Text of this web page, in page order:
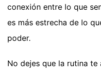
conexión entre lo que
es más estrecha de lo
poder.
No dejes que la rutina te